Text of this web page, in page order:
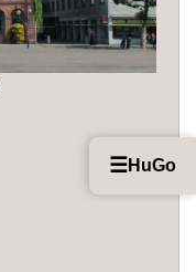
☰HuGo